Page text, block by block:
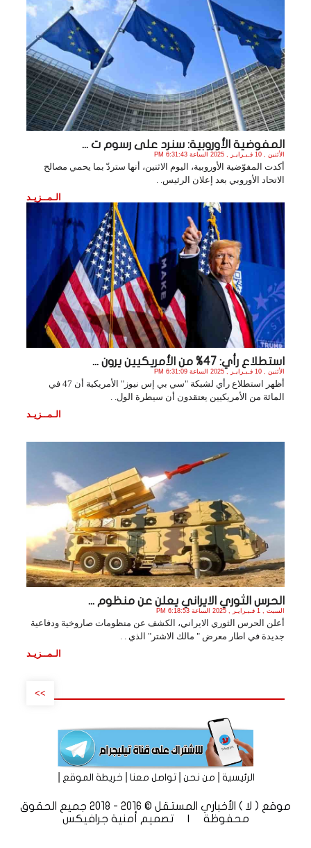
المفوضية الأوروبية: سنرد على رسوم ت ...
الأثنين , 10 فـبـرايـر , 2025 الساعة 6:31:43 PM
أكدت المفوّضية الأوروبية، اليوم الاثنين، أنها ستردّ بما يحمي مصالح
الاتحاد الأوروبي بعد إعلان الرئيس. .
الـمــزيـد
استطلاع رأي: 47% من الأمريكيين يرون ...
الأثنين , 10 فـبـرايـر , 2025 الساعة 6:31:09 PM
أظهر استطلاع رأي لشبكة "سي بي إس نيوز" الأمريكية أن 47 في
المائة من الأمريكيين يعتقدون أن سيطرة الول. .
الـمــزيـد
الحرس الثوري الايراني يعلن عن منظوم ...
السبت , 1 فـبـرايـر , 2025 الساعة 6:18:53 PM
أعلن الحرس الثوري الايراني، الكشف عن منظومات صاروخية ودفاعية
جديدة في اطار معرض " مالك الاشتر" الذي . .
الـمــزيـد
>>
الرئيسية|من نحن|تواصل معنا|خريطة الموقع
موقع ( لا ) الأخباري المستقل © 2016 - 2018 جميع الحقوق
محفوظة | تصميم
أمنية جرافيكس